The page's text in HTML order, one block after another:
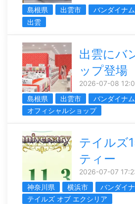
島根県
出雲市 バンダイナ
出雲
出雲にバ
ップ登場
2026-07-08
島根県
出雲市
バンダイナ
オフィシャルショップ
テイルズ
ティー
2026-07-07
神奈川県
横浜市 バンダイ
テイルズ オブ エクシリア